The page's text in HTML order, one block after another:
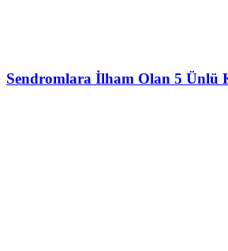
Sendromlara İlham Olan 5 Ünlü